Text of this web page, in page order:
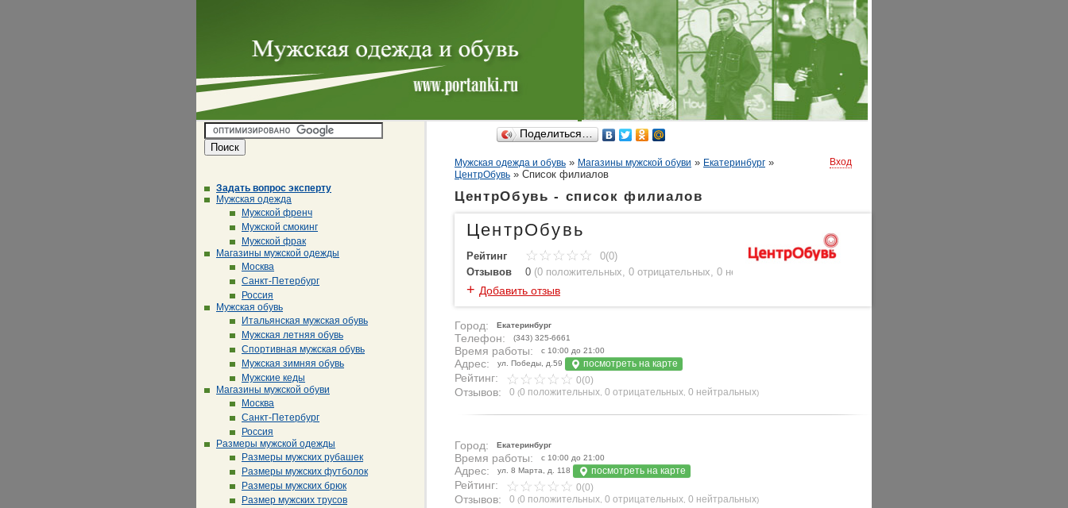
Задать вопрос эксперту
Мужская одежда
Мужской френч
Мужской смокинг
Мужской фрак
Магазины мужской одежды
Москва
Санкт-Петербург
Россия
Мужская обувь
Итальянская мужская обувь
Мужская летняя обувь
Спортивная мужская обувь
Мужская зимняя обувь
Мужские кеды
Магазины мужской обуви
Москва
Санкт-Петербург
Россия
Размеры мужской одежды
Размеры мужских рубашек
Размеры мужских футболок
Размеры мужских брюк
Размер мужских трусов
Поделиться…
Мужская одежда и обувь » Магазины мужской обуви » Екатеринбург »
ЦентрОбувь » Cписок филиалов
Вход
ЦентрОбувь - список филиалов
ЦентрОбувь
Рейтинг
0(0)
Отзывов
0 (0 положительных, 0 отрицательных, 0 нейтральных
+ Добавить отзыв
Город: Екатеринбург
Телефон: (343) 325-6661
Время работы: с 10:00 до 21:00
Адрес: ул. Победы, д.59 посмотреть на карте
Рейтинг: 0(0)
Отзывов: 0 (0 положительных, 0 отрицательных, 0 нейтральных)
Город: Екатеринбург
Время работы: с 10:00 до 21:00
Адрес: ул. 8 Марта, д. 118 посмотреть на карте
Рейтинг: 0(0)
Отзывов: 0 (0 положительных, 0 отрицательных, 0 нейтральных)